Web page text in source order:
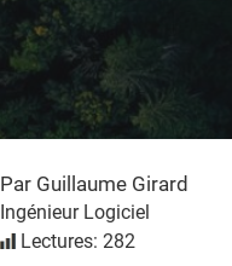
Par Guillaume Girard
Ingénieur Logiciel
Lectures: 282